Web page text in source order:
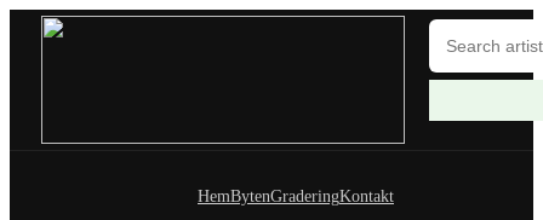
HemBytenGraderingKontakt